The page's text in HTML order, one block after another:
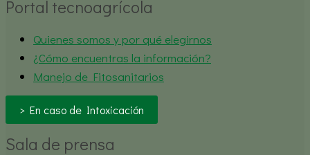
Portal tecnoagrícola
Quienes somos y por qué elegirnos
¿Cómo encuentras la información?
Manejo de Fitosanitarios
> En caso de Intoxicación
Sala de prensa